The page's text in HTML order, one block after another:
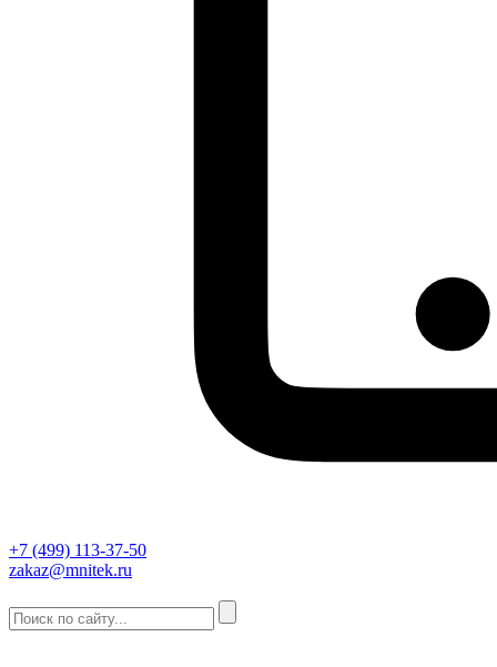
+7 (499) 113-37-50
zakaz@mnitek.ru